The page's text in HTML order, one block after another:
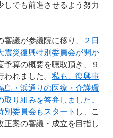
しでも前進させるよう努力
議が参議院に移り、
２日
震災復興特別委員会が開か
予算の概要を聴取頂き、９
れました。 私も、復興事
島・浜通りの医療・介護環
り組みを答弁しました。
別委員会もスタート し、こ
正案の審議・成立を目指し